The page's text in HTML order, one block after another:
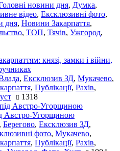
новини дня, Думка,
відео, Ексклюзивні фото,
дня, Новини Закарпаття,
, ТОП, Тячів, Ужгород,
князі, замки і війни,
, Ексклюзив ЗД, Мукачево,
, Публікації, Рахів,
1318
Австро-Угорщиною
, Берегово, Ексклюзив ЗД,
фото, Мукачево,
, Публікації, Рахів,